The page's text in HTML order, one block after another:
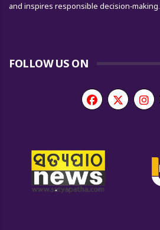
and inspires responsible decision-making.
FOLLOW US ON